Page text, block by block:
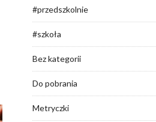
#przedszkolnie
#szkoła
Bez kategorii
Do pobrania
Metryczki